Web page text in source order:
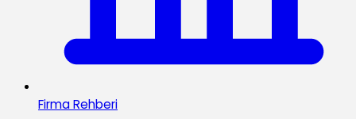
Firma Rehberi